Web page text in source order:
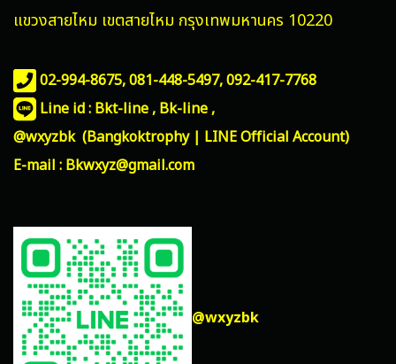
แขวงสายไหม เขตสายไหม กรุงเทพมหานคร 10220
02-994-8675, 081-448-5497,092-417-7768
Line id : Bkt-line , Bk-line ,
@wxyzbk (Bangkoktrophy | LINE Official Account)
E-mail : Bkwxyz@gmail.com
@wxyzbk